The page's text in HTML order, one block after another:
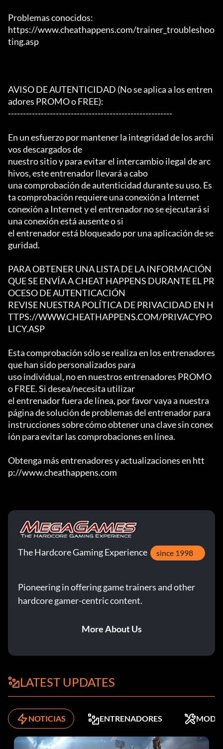
Problemas conocidos:
https://www.cheathappens.com/trainer_troubleshoo
ting.asp
AVISO DE AUTENTICIDAD (No se aplica a los entren
adores PROMO o FREE):
-------------------------------------------------------
En un esfuerzo por mantener la integridad de los archi
vos descargados de
nuestro sitio y para evitar el intercambio ilegal de arc
hivos, este entrenador llevará a cabo
una comprobación de autenticidad durante su uso. Es
ta comprobación requiere una conexión a Internet
conexión a Internet y el entrenador no se ejecutará si
una conexión está ausente o si
el entrenador está bloqueado por una aplicación de se
guridad.
PARA OBTENER UNA LISTA DE LA INFORMACIÓN
QUE SE ENVÍA A CHEAT HAPPENS DURANTE EL PR
OCESO DE AUTENTICACIÓN
REVISE NUESTRA POLÍTICA DE PRIVACIDAD EN H
TTPS://WWW.CHEATHAPPENS.COM/PRIVACYPO
LICY.ASP
Esta comprobación sólo se realiza en los entrenadores
que han sido personalizados para
uso individual, no en nuestros entrenadores PROMO
o FREE. Si desea/necesita utilizar
el entrenador fuera de línea, por favor vaya a nuestra
página de solución de problemas del entrenador para
instrucciones sobre cómo obtener una clave sin conex
ión para evitar las comprobaciones en línea.
Obtenga más entrenadores y actualizaciones en htt
p://www.cheathappens.com
The Hardcore Gaming Experience since 1998
Pioneering in offering game trainers and other
hardcore gamer-centric content.
More About Us
LATEST UPDATES
NOTICIAS ENTRENADORES MODS